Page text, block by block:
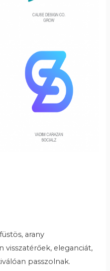
arany
eleganciát,
passzolnak.